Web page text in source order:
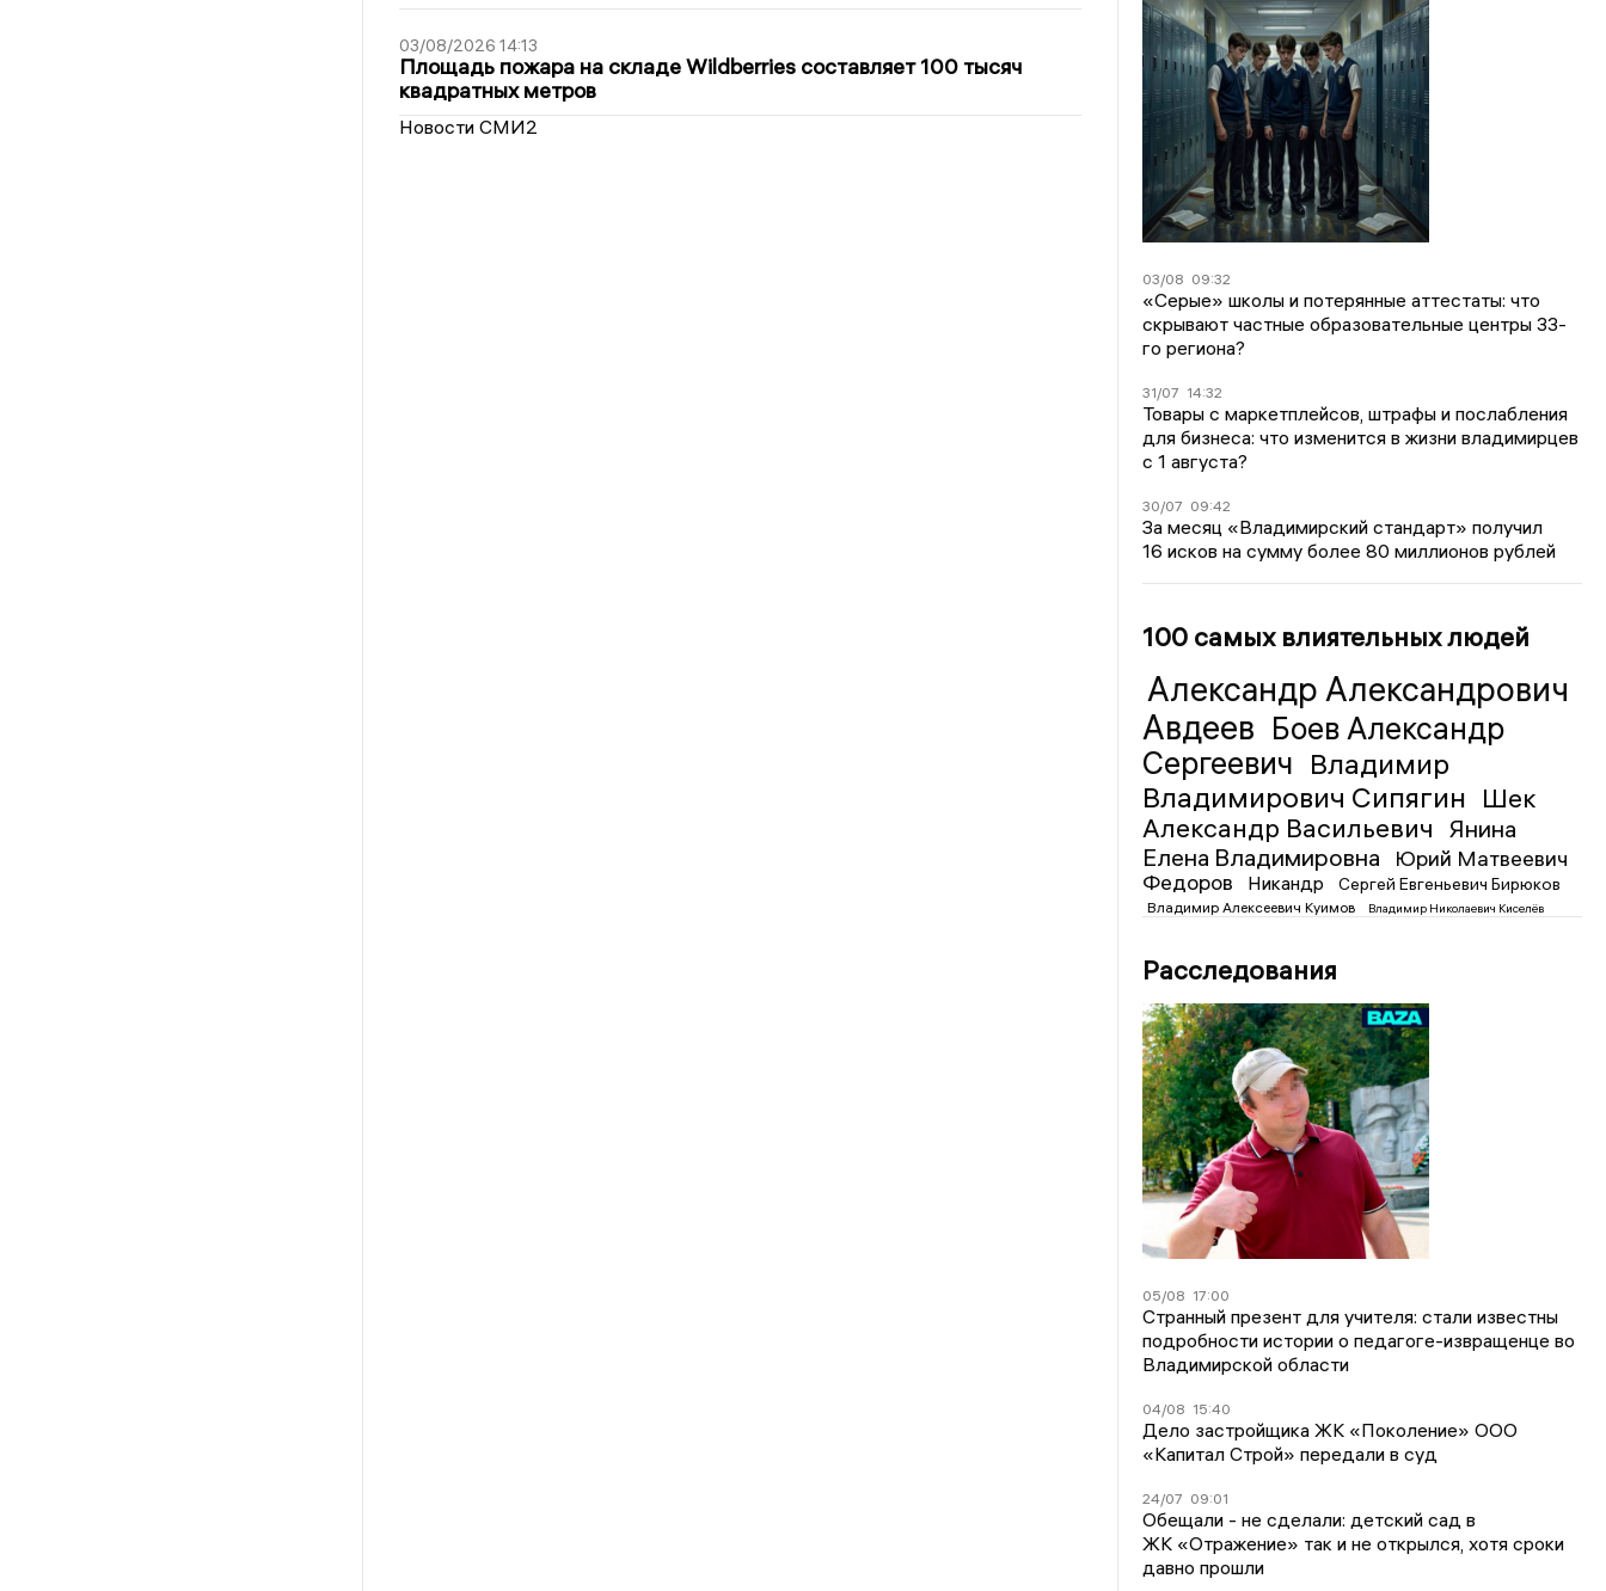
03/08/2026 14:13
Площадь пожара на складе Wildberries составляет 100 тысяч
квадратных метров
Новости СМИ2
03/08 09:32
«Серые» школы и потерянные аттестаты: что
скрывают частные образовательные центры 33-
го региона?
31/07 14:32
Товары с маркетплейсов, штрафы и послабления
для бизнеса: что изменится в жизни владимирцев
с 1 августа?
30/07 09:42
За месяц «Владимирский стандарт» получил
16 исков на сумму более 80 миллионов рублей
100 самых влиятельных людей
Александр Александрович
Авдеев Боев Александр
Сергеевич Владимир
Владимирович Сипягин Шек
Александр Васильевич
Янина
Елена Владимировна
Юрий Матвеевич
Федоров
Никандр Сергей Евгеньевич Бирюков
Владимир Алексеевич Куимов Владимир Николаевич Киселёв
Расследования
05/08 17:00
Странный презент для учителя: стали известны
подробности истории о педагоге-извращенце во
Владимирской области
04/08 15:40
Дело застройщика ЖК «Поколение» ООО
«Капитал Строй» передали в суд
24/07 09:01
Обещали - не сделали: детский сад в
ЖК «Отражение» так и не открылся, хотя сроки
давно прошли